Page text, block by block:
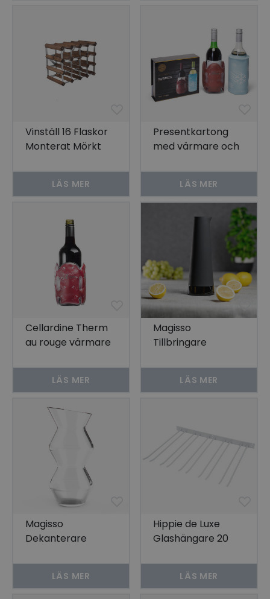
Vinställ 16 Flaskor
Monterat Mörkt
LÄS MER
Presentkartong
med värmare och
LÄS MER
Cellardine Therm
au rouge värmare
LÄS MER
Magisso
Tillbringare
LÄS MER
Magisso
Dekanterare
LÄS MER
Hippie de Luxe
Glashängare 20
LÄS MER